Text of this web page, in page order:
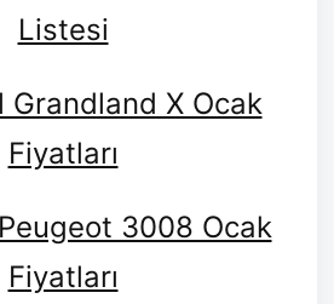
Listesi
Grandland X Ocak
Fiyatları
3008 Ocak
Fiyatları